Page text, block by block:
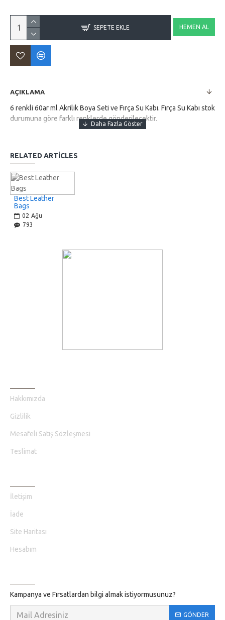
SEPETE EKLE HEMEN AL
AÇIKLAMA
6 renkli 60ar ml Akrilik Boya Seti ve Fırça Su Kabı. Fırça Su Kabı stok
durumuna göre farklı renklerde gönderilecektir.
RELATED ARTICLES
Best Leather
Bags
02 Ağu
793
Hakkımızda
Gizlilik
Mesafeli Satış Sözleşmesi
Teslimat
İletişim
İade
Site Haritası
Hesabım
Kampanya ve Fırsatlardan bilgi almak istiyormusunuz?
GÖNDER